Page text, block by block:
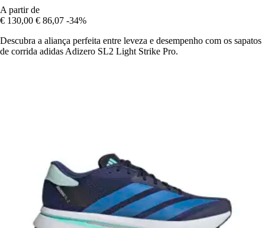
A partir de
€ 130,00 € 86,07 -34%
Descubra a aliança perfeita entre leveza e desempenho com os sapatos
de corrida adidas Adizero SL2 Light Strike Pro.